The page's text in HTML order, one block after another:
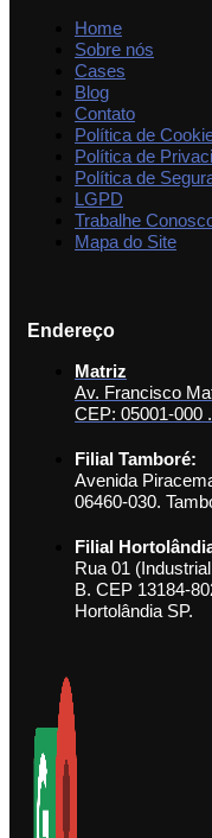
Home
Sobre nós
Cases
Blog
Contato
Política de
Política de
Política de
LGPD
Trabalhe
Mapa do Site
Endereço
Matriz
Av. Francisco
CEP: 05001-000
Filial Tamboré:
Avenida
06460-030.
Filial
Rua 01
B. CEP 13184-
Hortolândia SP.